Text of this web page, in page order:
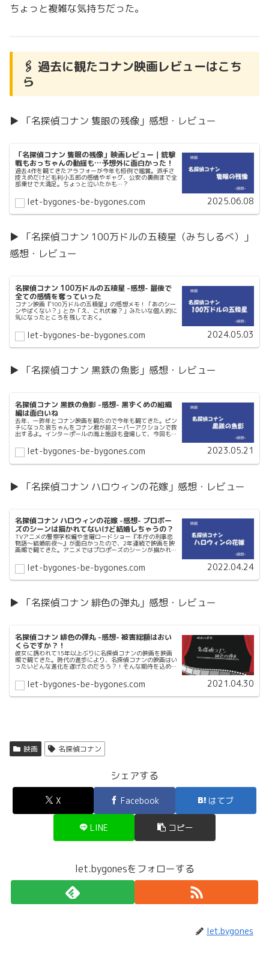
ちょっと複雑な気持ちだった。
🖇️ 過去に観たコナン映画レビューはこち
ら
▶ 「名探偵コナン 隻眼の残像」感想・レビュー
「名探偵コナン 隻眼の残像」映画レビュー｜銃撃
戦もおっちゃんの動揺も…予想外に面白かった！
過去4作を観てきたアラフォーが今年も恒例で鑑賞。派手さ
控えめだけど毛利小五郎の感情やギャグ、公安の裏側まで全
部乗せで大満足。ちょっと泣いたかも…？
let-bygones-be-bygones.com 2025.06.08
▶ 「名探偵コナン 100万ドルの五稜星（みちしるべ）」
感想・レビュー
名探偵コナン 100万ドルの五稜星 -感想- 最後で
全ての感情を奪っていった
コナン映画『100万ドルの五稜星』の感想メモ！「あのシー
ンやばくない？」とか「え、これ伏線？」みたいな個人的に
気になったところを残しておく。
let-bygones-be-bygones.com 2024.05.03
▶ 「名探偵コナン 黒鉄の魚影」感想・レビュー
名探偵コナン 黒鉄の魚影 -感想- 黒ずくめの組織
編は面白いね
去年、一昨年とコナン映画を観たので今年も観てきた。ピン
チになった哀ちゃんをコナン君が超スーパーアクションで救
出するよ。インターポールの海上施設も登場して、今回も規
let-bygones-be-bygones.com 2023.05.21
▶ 「名探偵コナン ハロウィンの花嫁」感想・レビュー
名探偵コナン ハロウィンの花嫁 -感想- プロポー
ズのシーンは描かれてないけど結婚しちゃうの？
TVアニメの警察学校編や金曜ロードショー『本庁の刑事恋
物語～結婚前夜～』が面白かったので、2年連続で映画を映
画館で観てきた。アニメではプロポーズのシーンが描かれて
人の結婚式はどんな物語になるのか？それを確かめるために
観てきました。
let-bygones-be-bygones.com 2022.04.24
▶ 「名探偵コナン 緋色の弾丸」感想・レビュー
名探偵コナン 緋色の弾丸 -感想- 被害総額はおい
くらですか？！
彼女に誘われて15年以上ぶりに名探偵コナンの映画を映画
館で観てきた。時代の進歩により、名探偵コナンの映画はい
ったいどんな進化を遂げたのだろう？！そんな期待を込め
た!! let-bygones-be-bygones.com 2021.04.30
映画 名探偵コナン
シェアする
X Facebook はてブ
LINE コピー
let.bygonesをフォローする
let.bygones